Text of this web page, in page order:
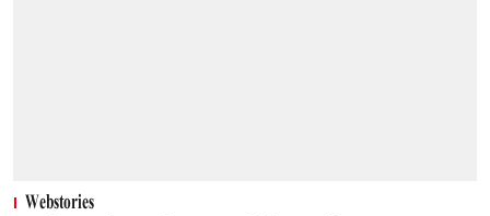
Webstories